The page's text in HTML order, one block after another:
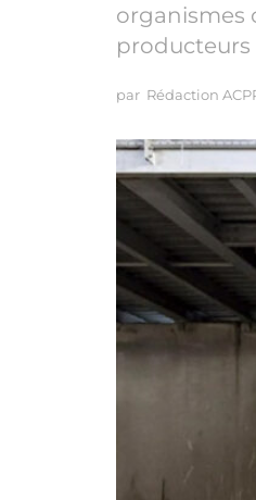
organismes
producteurs
par Rédaction